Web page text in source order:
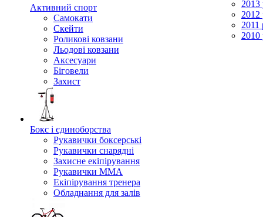
Активний спорт
Самокати
Скейти
Роликові ковзани
Льодові ковзани
Аксесуари
Біговели
Захист
Бокс і єдиноборства
Рукавички боксерські
Рукавички снарядні
Захисне екіпірування
Рукавички ММА
Екіпірування тренера
Обладнання для залів
2013
2012
2011
2010